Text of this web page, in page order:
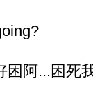
困阿...困死